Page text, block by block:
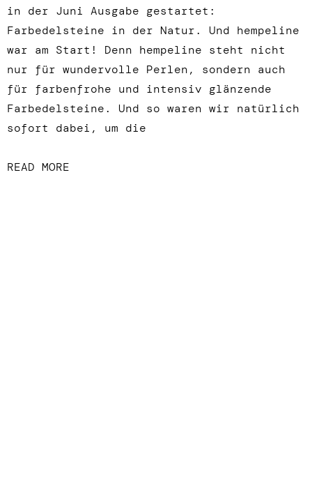
in der Juni Ausgabe gestartet:
Farbedelsteine in der Natur. Und hempeline
war am Start! Denn hempeline steht nicht
nur für wundervolle Perlen, sondern auch
für farbenfrohe und intensiv glänzende
Farbedelsteine. Und so waren wir natürlich
sofort dabei, um die
READ MORE